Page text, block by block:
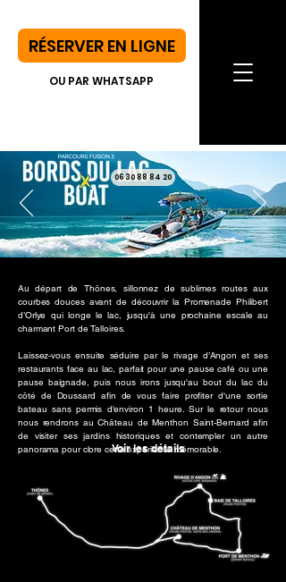
RÉSERVER EN LIGNE
OU PAR WHATSAPP
06 30 88 84 20
Au départ de Thônes, sillonnez de sublimes routes aux
courbes douces avant de découvrir la Promenade Philibert
d’Orlye qui longe le lac, jusqu'à une prochaine escale au
charmant Port de Talloires.
Laissez-vous ensuite séduire par le rivage d’Angon et ses
restaurants face au lac, parfait pour une pause café ou une
pause baignade, puis nous irons jusqu'au bout du lac du
côté de Doussard afin de vous faire profiter d'une sortie
bateau sans permis d'environ 1 heure. Sur le retour nous
nous rendrons au Château de Menthon Saint-Bernard afin
de visiter ses jardins historiques et contempler un autre
panorama pour clore cette expérience mémorable.
Voir les détails